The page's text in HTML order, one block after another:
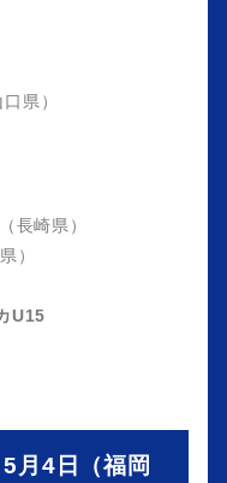
県）
長崎県）
）
U15
月4日（福岡